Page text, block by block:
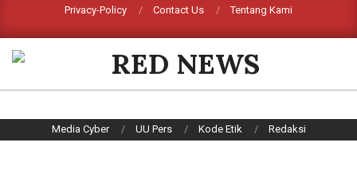
content
Privacy-Policy Contact Us
Tentang Kami
RED
NEWS
Media Cyber UU Pers Kode Etik Redaksi